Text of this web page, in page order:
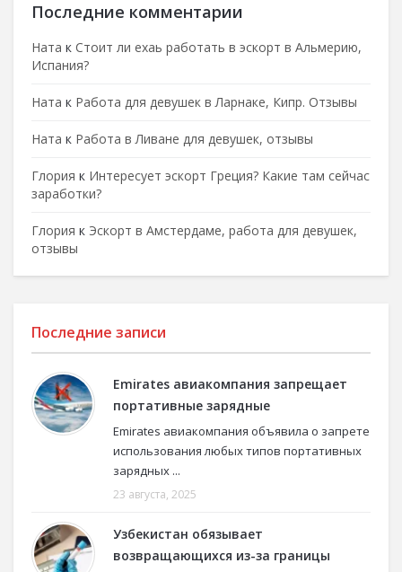
Последние комментарии
Ната к Стоит ли ехаь работать в эскорт в Альмерию,
Испания?
Ната к Работа для девушек в Ларнаке, Кипр. Отзывы
Ната к Работа в Ливане для девушек, отзывы
Глория к Интересует эскорт Греция? Какие там сейчас
заработки?
Глория к Эскорт в Амстердаме, работа для девушек,
отзывы
Последние записи
Emirates авиакомпания запрещает
портативные зарядные
Emirates авиакомпания объявила о запрете
использования любых типов портативных
зарядных ...
23 августа, 2025
Узбекистан обязывает
возвращающихся из-за границы